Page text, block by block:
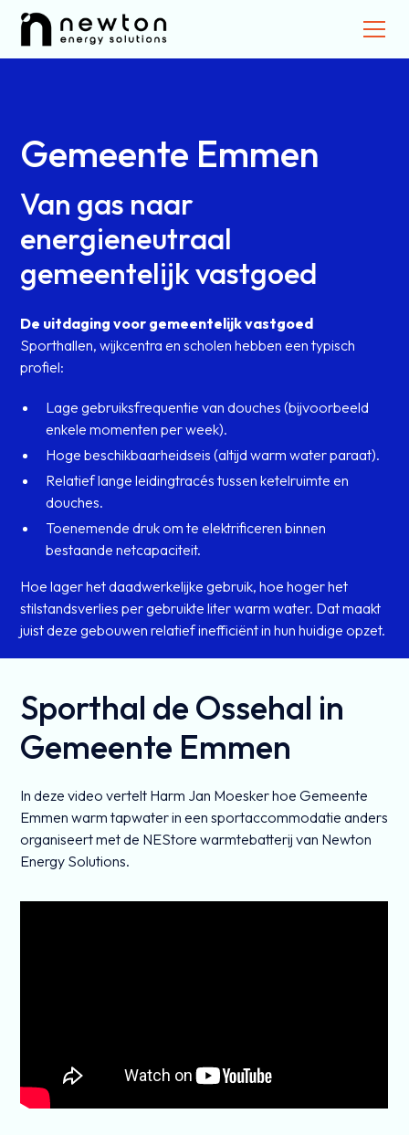
Gemeente Emmen
Van gas naar
energieneutraal
gemeentelijk vastgoed
De uitdaging voor gemeentelijk vastgoed
Sporthallen, wijkcentra en scholen hebben een typisch
profiel:
Lage gebruiksfrequentie van douches (bijvoorbeeld
enkele momenten per week).
Hoge beschikbaarheidseis (altijd warm water paraat).
Relatief lange leidingtracés tussen ketelruimte en
douches.
Toenemende druk om te elektrificeren binnen
bestaande netcapaciteit.
Hoe lager het daadwerkelijke gebruik, hoe hoger het
stilstandsverlies per gebruikte liter warm water. Dat maakt
juist deze gebouwen relatief inefficiënt in hun huidige opzet.
Sporthal de Ossehal in
Gemeente Emmen
In deze video vertelt Harm Jan Moesker hoe Gemeente
Emmen warm tapwater in een sportaccommodatie anders
organiseert met de NEStore warmtebatterij van Newton
Energy Solutions.